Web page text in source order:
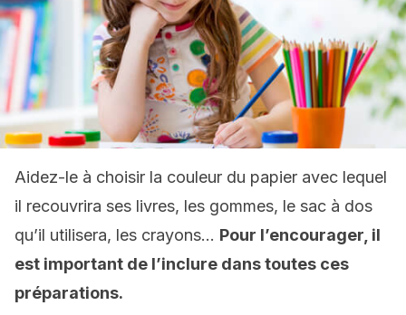
Aidez-le à choisir la couleur du papier avec lequel
il recouvrira ses livres, les gommes, le sac à dos
qu’il utilisera, les crayons… Pour l’encourager, il
est important de l’inclure dans toutes ces
préparations.